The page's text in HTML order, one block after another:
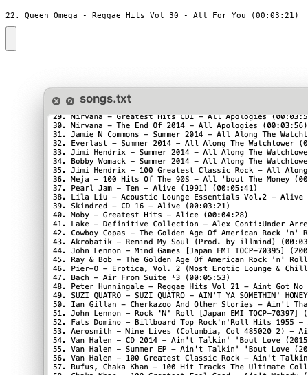
22. Queen Omega - Reggae Hits Vol 30 - All For You (00:03:21)